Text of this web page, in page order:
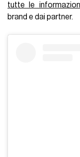
tutte le
brand e dai partner.